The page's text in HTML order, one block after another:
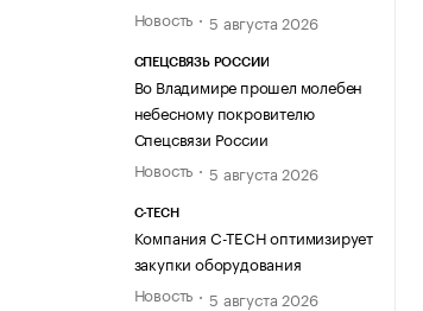
Новость
5 августа 2026
СПЕЦСВЯЗЬ РОССИИ
Во Владимире прошел молебен
небесному покровителю
Спецсвязи России
Новость
5 августа 2026
C-TECH
Компания C-TECH оптимизирует
закупки оборудования
Новость
5 августа 2026